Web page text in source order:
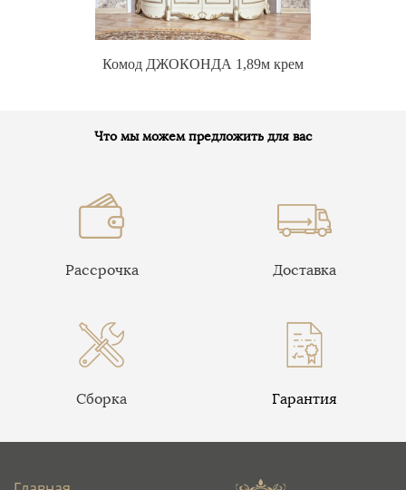
Комод ДЖОКОНДА 1,89м крем
Что мы можем предложить для вас
Рассрочка Доставка
Сборка Гарантия